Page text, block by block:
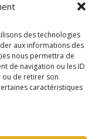
des technologies
aux informations des
nous permettra de
de navigation ou les ID
ou de retirer son
caractéristiques